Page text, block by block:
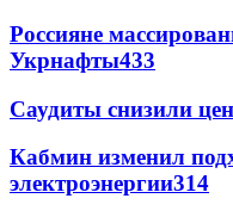
Россияне
Укрнафты433
Саудиты снизили
Кабмин изменил
электроэнергии314